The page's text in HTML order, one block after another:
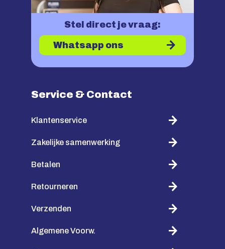
Stel direct je vraag:
Whatsapp ons
Service & Contact
Klantenservice
Zakelijke samenwerking
Betalen
Retourneren
Verzenden
Algemene Voorw.